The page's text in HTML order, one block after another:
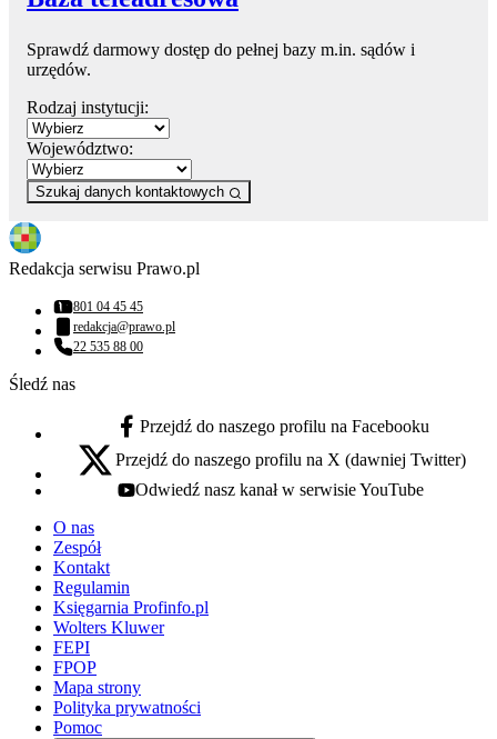
Sprawdź darmowy dostęp do pełnej bazy m.in. sądów i
urzędów.
Rodzaj instytucji:
Województwo:
Szukaj danych kontaktowych
Redakcja serwisu Prawo.pl
Numer telefonu:
801 04 45 45
Adres email:
redakcja@prawo.pl
Numer telefonu:
22 535 88 00
Śledź nas
facebook - otwiera się w nowej karcie
Przejdź do naszego profilu na Facebooku
x - otwiera się w nowej karcie
Przejdź do naszego profilu na X (dawniej Twitter)
youtube - otwiera się w nowej karcie
Odwiedź nasz kanał w serwisie YouTube
O nas
Zespół
Kontakt
Regulamin
Księgarnia Profinfo.pl
Wolters Kluwer
FEPI
FPOP
Mapa strony
Polityka prywatności
Pomoc